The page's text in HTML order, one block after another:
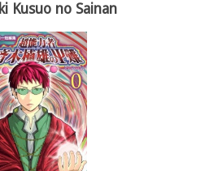
Kusuo no Sainan